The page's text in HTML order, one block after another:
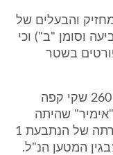
והבעלים של
וסומן "ב") וכי
בשטר
עוד נטען, כי המדובר הוא במטען של 260 שקי קפה
הנתבעת 1 באניה "אימיר" שהיתה
במועד הרלוואנטי בבעלותה או בחכירתה של הנתבעת 1